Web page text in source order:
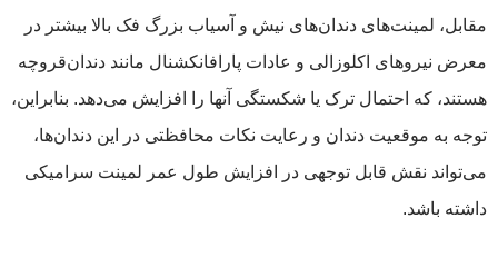
مقابل، لمینت‌های دندان‌های نیش و آسیاب بزرگ فک بالا بیشتر در
معرض نیروهای اکلوزالی و عادات پارافانکشنال مانند دندان‌قروچه
هستند، که احتمال ترک یا شکستگی آنها را افزایش می‌دهد. بنابراین،
توجه به موقعیت دندان و رعایت نکات محافظتی در این دندان‌ها،
می‌تواند نقش قابل توجهی در افزایش طول عمر لمینت‌ سرامیکی
داشته باشد.